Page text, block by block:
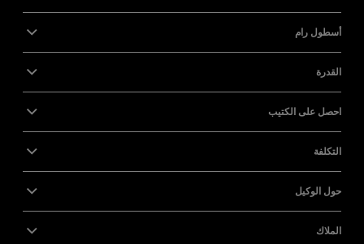
أسطول رام
القدرة
احصل على الكتيب
التكلفة
حول الوكيل
الملاك